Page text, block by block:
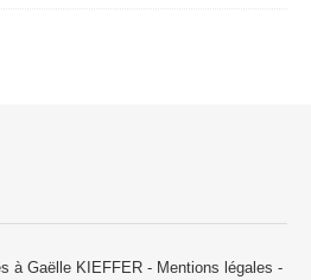
à Gaëlle KIEFFER - Mentions légales -